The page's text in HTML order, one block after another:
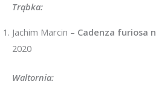
Trąbka:
Jachim Marcin – Cadenza furiosa
2020
Waltornia: